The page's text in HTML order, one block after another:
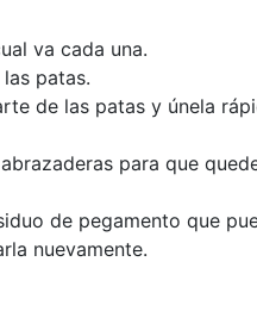
va cada una.
patas.
de las patas y únela
para que
de pegamento que
nuevamente.